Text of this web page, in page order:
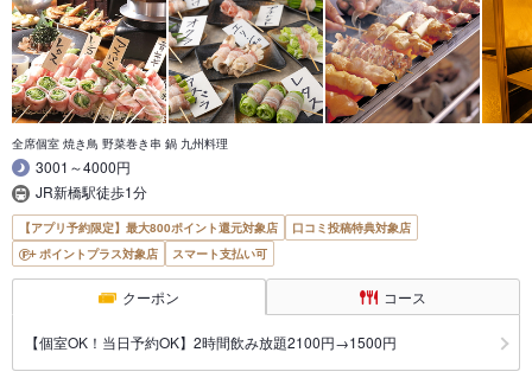
全席個室 焼き鳥 野菜巻き串 鍋 九州料理
3001～4000円
JR新橋駅徒歩1分
【アプリ予約限定】最大800ポイント還元対象店
口コミ投稿特典対象店
ポイントプラス対象店
スマート支払い可
クーポン コース
【個室OK！当日予約OK】2時間飲み放題2100円→1500円